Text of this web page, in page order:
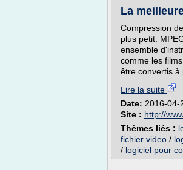
La
Compression
plus petit.
ensemble
comme les
être convertis à
Lire la suite
Date: 2016-04-
Site : http://
Thèmes liés :
fichier video /
/ logiciel pour